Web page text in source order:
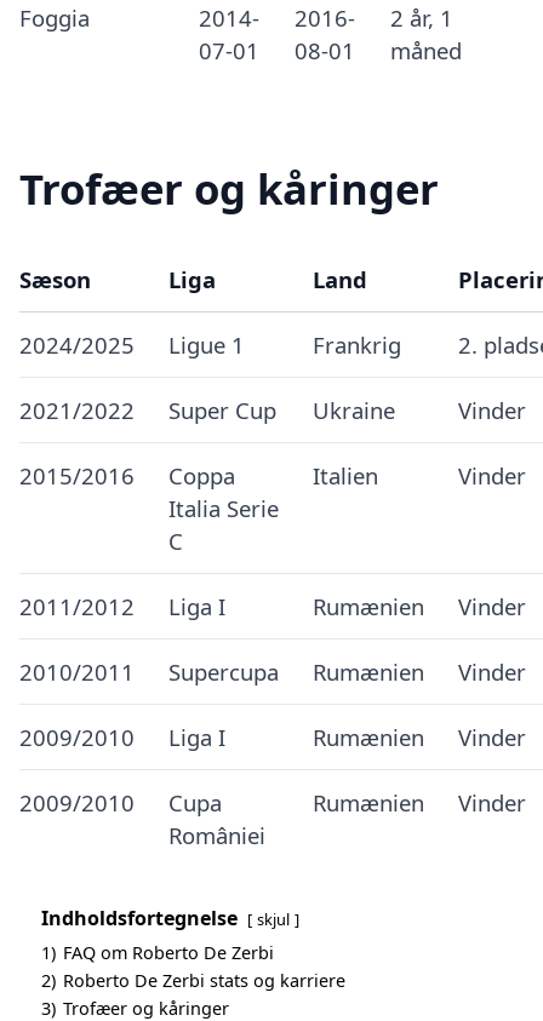
Foggia
2014-
07-01
2016-
08-01
2 år, 1
måned
Trofæer og kåringer
Sæson Liga Land
2024/2025 Ligue 1 Frankrig 2.
2021/2022 Super Cup Ukraine Vinder
2015/2016
Coppa
Italia Serie
C
Italien Vinder
2011/2012 Liga I Rumænien Vinder
2010/2011 Supercupa Rumænien Vinder
2009/2010 Liga I Rumænien Vinder
2009/2010
Cupa
României
Rumænien Vinder
Indholdsfortegnelse skjul
1) FAQ om Roberto De Zerbi
2) Roberto De Zerbi stats og karriere
3) Trofæer og kåringer